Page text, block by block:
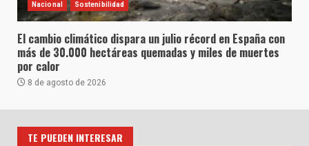
Nacional Sostenibilidad
El cambio climático dispara un julio récord en España con
más de 30.000 hectáreas quemadas y miles de muertes
por calor
8 de agosto de 2026
TE PUEDEN INTERESAR